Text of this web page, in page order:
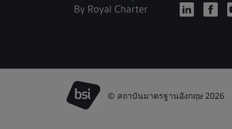
© สถาบันมาตรฐานอังกฤษ 2026